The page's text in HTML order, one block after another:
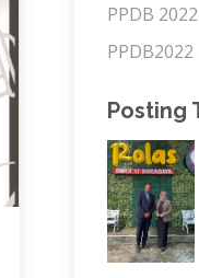
PPDB 2022
PPDB2022
Posting